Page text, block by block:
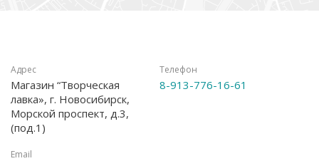
Адрес
Магазин “Творческая
лавка», г. Новосибирск,
Морской проспект, д.3,
(под.1)
Телефон
8-913-776-16-61
Email